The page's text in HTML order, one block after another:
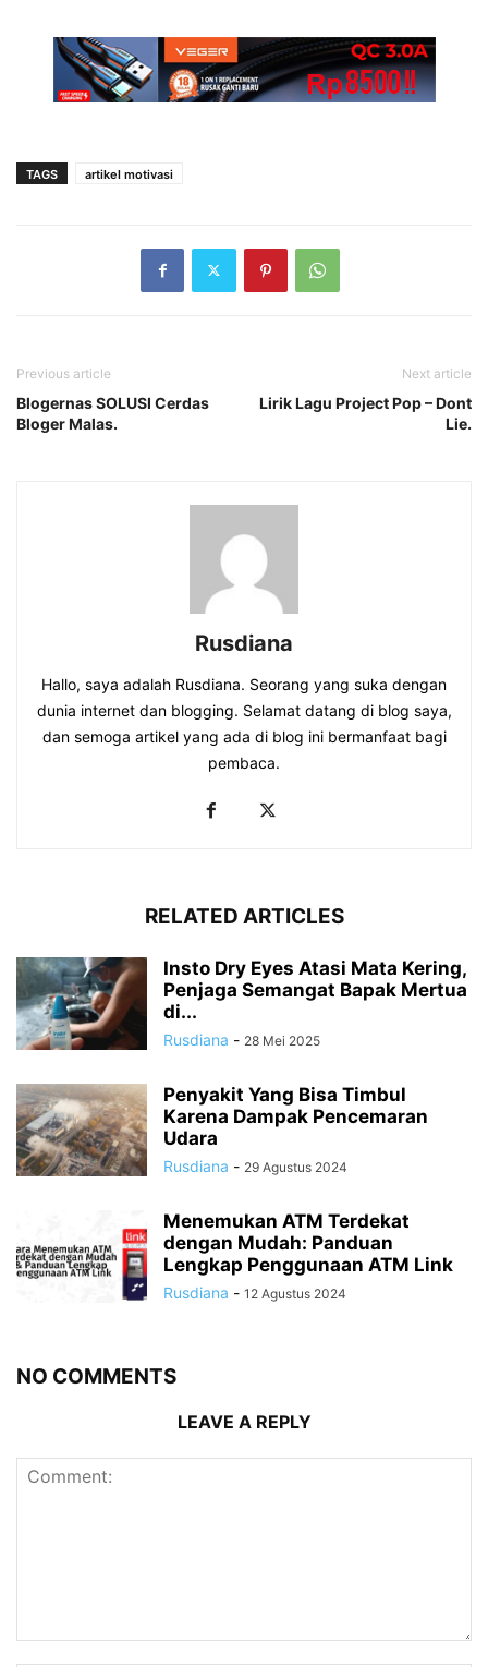
TAGS artikel motivasi
Previous article
Blogernas SOLUSI Cerdas
Bloger Malas.
Next article
Lirik Lagu Project Pop – Dont
Lie.
Rusdiana
Hallo, saya adalah Rusdiana. Seorang yang suka dengan
dunia internet dan blogging. Selamat datang di blog saya,
dan semoga artikel yang ada di blog ini bermanfaat bagi
pembaca.
RELATED ARTICLES
Insto Dry Eyes Atasi Mata Kering,
Penjaga Semangat Bapak Mertua
di...
Rusdiana - 28 Mei 2025
Penyakit Yang Bisa Timbul
Karena Dampak Pencemaran
Udara
Rusdiana - 29 Agustus 2024
Menemukan ATM Terdekat
dengan Mudah: Panduan
Lengkap Penggunaan ATM Link
Rusdiana - 12 Agustus 2024
NO COMMENTS
LEAVE A REPLY